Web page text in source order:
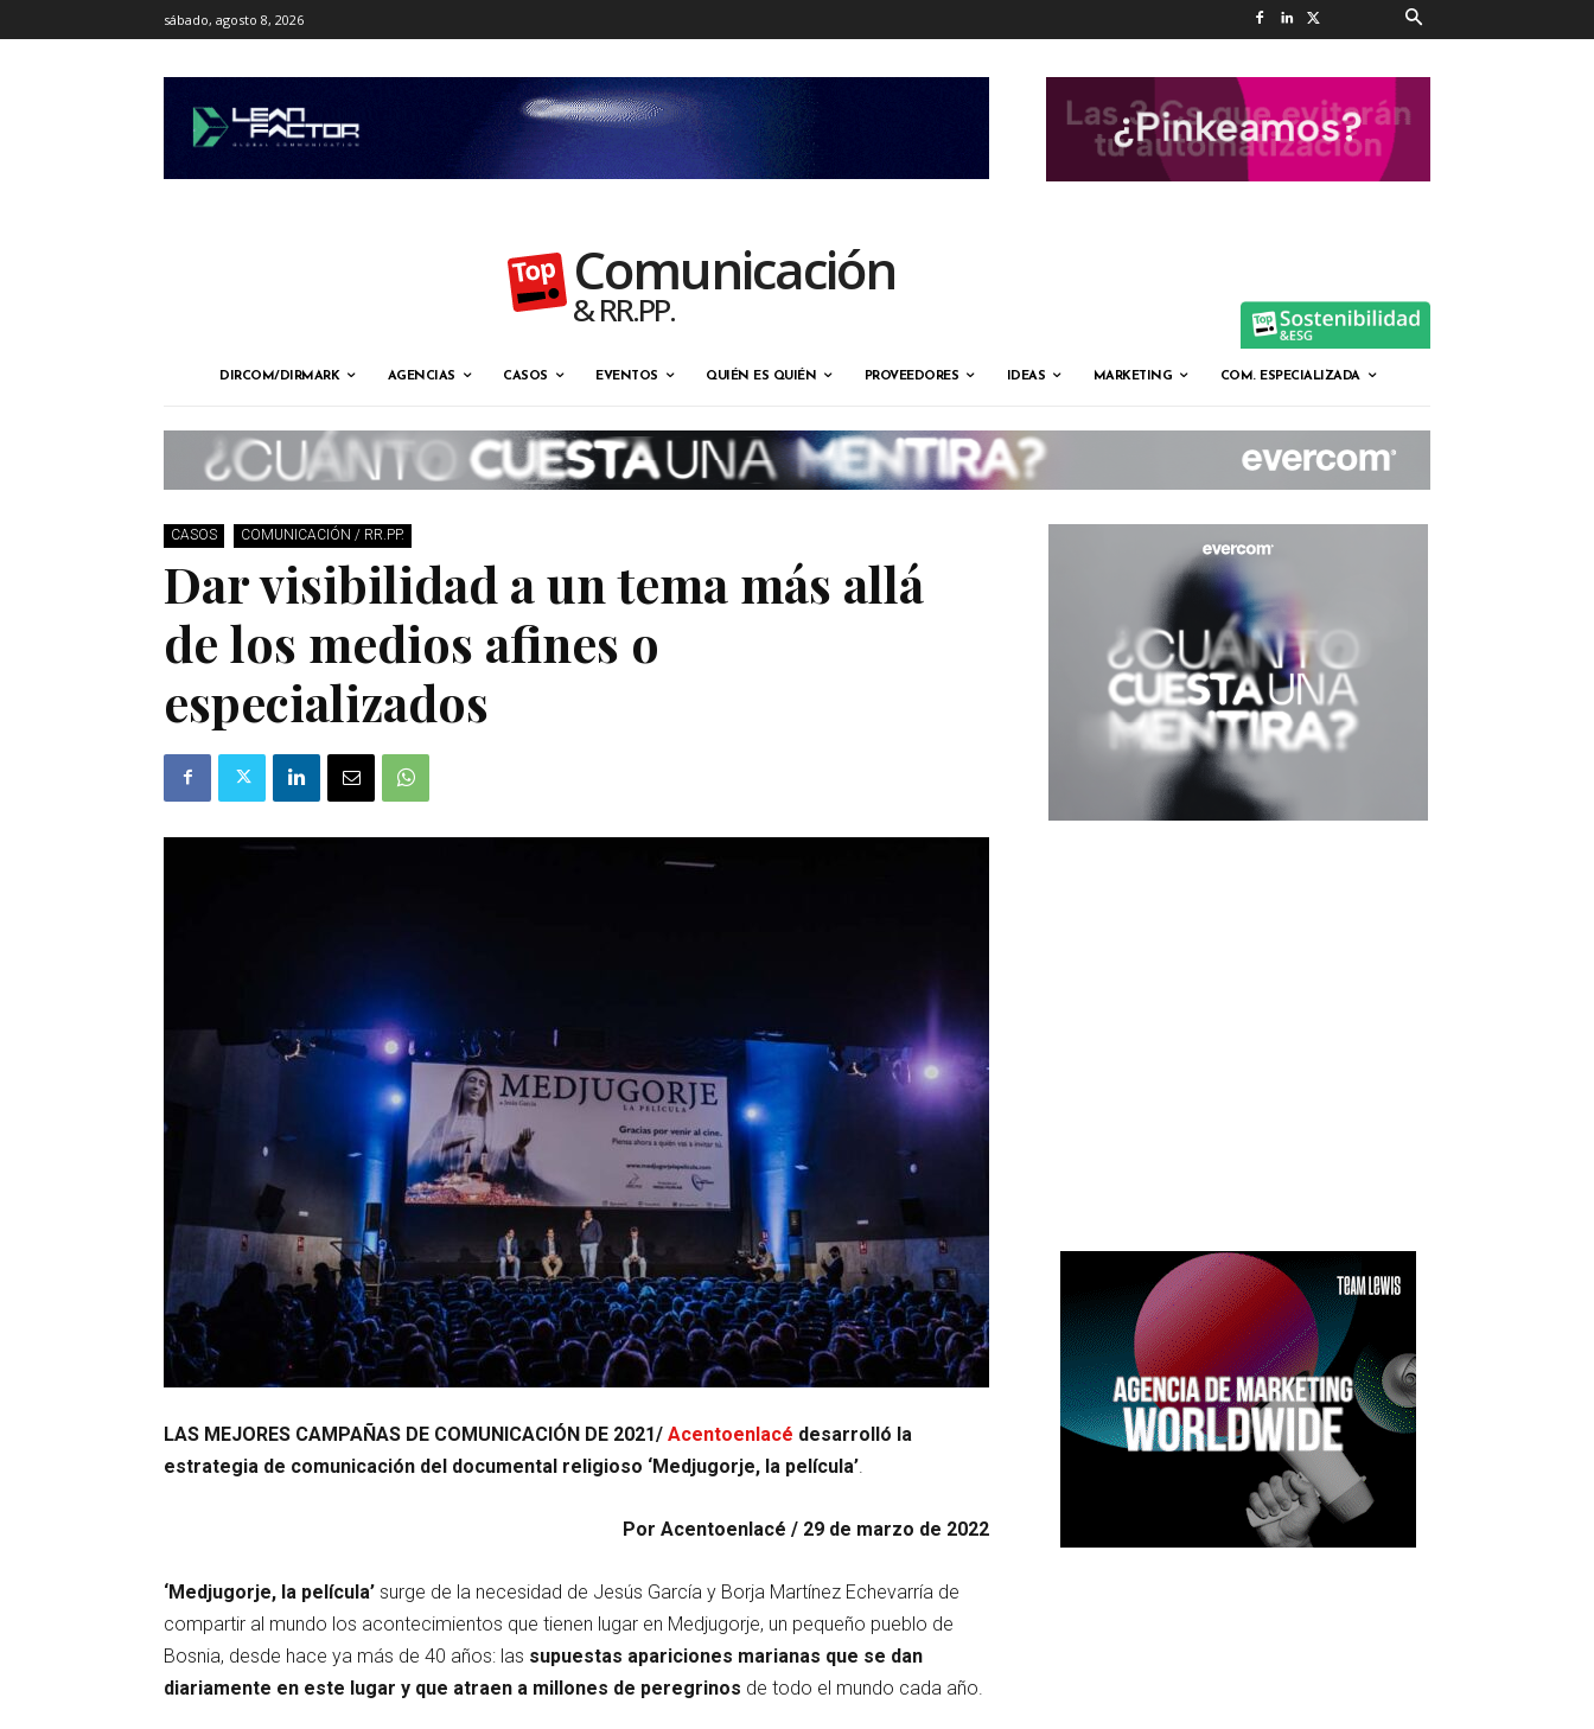
sábado, agosto 8, 2026
Comunicación
& RR.PP.
DIRCOM/DIRMARK AGENCIAS CASOS EVENTOS QUIÉN ES QUIÉN PROVEEDORES IDEAS MARKETING COM. ESPECIALIZADA
CASOS COMUNICACIÓN / RR.PP.
Dar visibilidad a un tema más allá
de los medios afines o
especializados
LAS MEJORES CAMPAÑAS DE COMUNICACIÓN DE 2021/ Acentoenlacé desarrolló la
estrategia de comunicación del documental religioso ‘Medjugorje, la película’
Por Acentoenlacé / 29 de marzo de 2022
‘Medjugorje, la película’ surge de la necesidad de Jesús García y Borja Martínez Echevarría de
compartir al mundo los acontecimientos que tienen lugar en Medjugorje, un pequeño pueblo de
Bosnia, desde hace ya más de 40 años: las supuestas apariciones marianas que se dan
diariamente en este lugar y que atraen a millones de peregrinos de todo el mundo cada año.